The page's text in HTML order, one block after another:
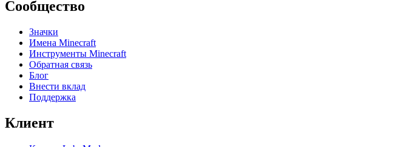
Сообщество
Значки
Имена Minecraft
Инструменты Minecraft
Обратная связь
Блог
Внести вклад
Поддержка
Клиент